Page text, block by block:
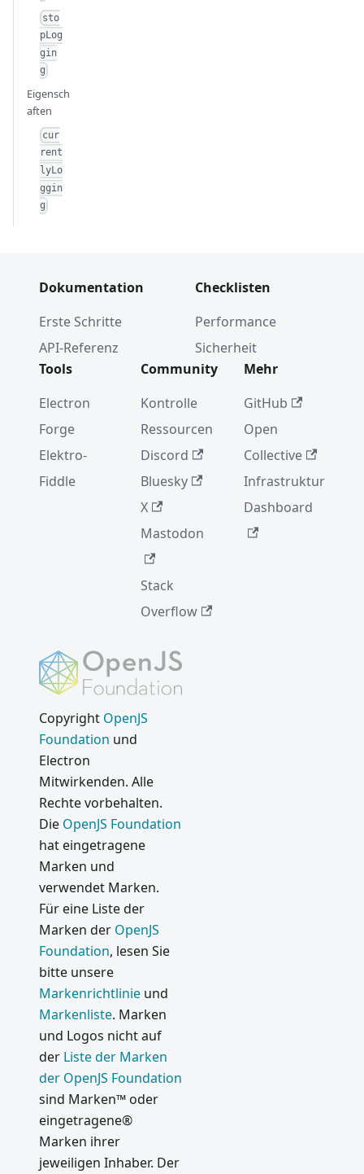
sto
pLog
gin
g
Eigensch
aften
cur
rent
lyLo
ggin
g
Dokumentation
Erste Schritte
API-Referenz
Checklisten
Performance
Sicherheit
Tools
Electron
Forge
Elektro-
Fiddle
Community
Kontrolle
Ressourcen
Discord
Bluesky
X
Mastodon
Stack
Overflow
Mehr
GitHub
Open
Collective
Infrastruktur
Dashboard
Copyright OpenJS
Foundation und
Electron
Mitwirkenden. Alle
Rechte vorbehalten.
Die OpenJS Foundation
hat eingetragene
Marken und
verwendet Marken.
Für eine Liste der
Marken der OpenJS
Foundation, lesen Sie
bitte unsere
Markenrichtlinie und
Markenliste. Marken
und Logos nicht auf
der Liste der Marken
der OpenJS Foundation
sind Marken™ oder
eingetragene®
Marken ihrer
jeweiligen Inhaber. Der